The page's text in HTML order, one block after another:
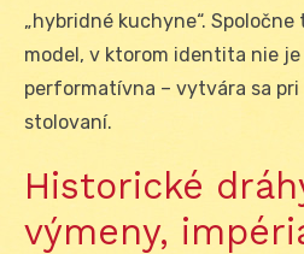
„hybridné kuchyne“.
model, v ktorom identita nie
performatívna – vytvára sa pri
stolovaní.
Historické
výmeny,